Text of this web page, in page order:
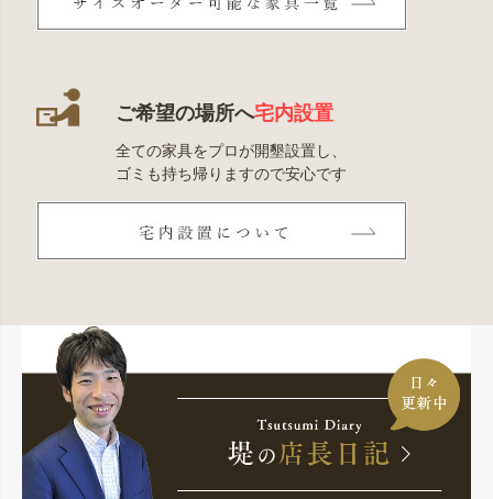
ご希望の場所へ宅内設置
全ての家具をプロが開墾設置し、
ゴミも持ち帰りますので安心です